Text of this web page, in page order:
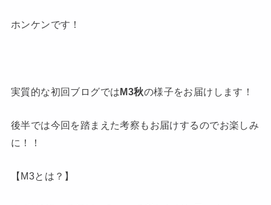
ホンケンです！
実質的な初回ブログではM3秋の様子をお届けします！
後半では今回を踏まえた考察もお届けするのでお楽しみ
に！！
【M3とは？】